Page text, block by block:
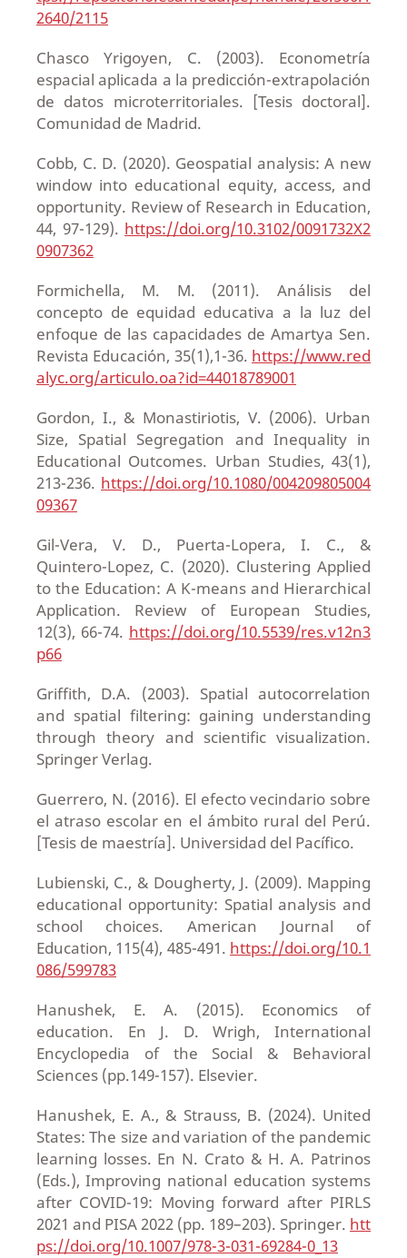
2640/2115
Chasco Yrigoyen, C. (2003). Econometría
espacial aplicada a la predicción-extrapolación
de datos microterritoriales. [Tesis doctoral].
Comunidad de Madrid.
Cobb, C. D. (2020). Geospatial analysis: A new
window into educational equity, access, and
opportunity. Review of Research in Education,
44, 97-129). https://doi.org/10.3102/0091732X2
0907362
Formichella, M. M. (2011). Análisis del
concepto de equidad educativa a la luz del
enfoque de las capacidades de Amartya Sen.
Revista Educación, 35(1),1-36. https://www.red
alyc.org/articulo.oa?id=44018789001
Gordon, I., & Monastiriotis, V. (2006). Urban
Size, Spatial Segregation and Inequality in
Educational Outcomes. Urban Studies, 43(1),
213-236. https://doi.org/10.1080/004209805004
09367
Gil-Vera, V. D., Puerta-Lopera, I. C., &
Quintero-Lopez, C. (2020). Clustering Applied
to the Education: A K-means and Hierarchical
Application. Review of European Studies,
12(3), 66-74. https://doi.org/10.5539/res.v12n3
p66
Griffith, D.A. (2003). Spatial autocorrelation
and spatial filtering: gaining understanding
through theory and scientific visualization.
Springer Verlag.
Guerrero, N. (2016). El efecto vecindario sobre
el atraso escolar en el ámbito rural del Perú.
[Tesis de maestría]. Universidad del Pacífico.
Lubienski, C., & Dougherty, J. (2009). Mapping
educational opportunity: Spatial analysis and
school choices. American Journal of
Education, 115(4), 485-491. https://doi.org/10.1
086/599783
Hanushek, E. A. (2015). Economics of
education. En J. D. Wrigh, International
Encyclopedia of the Social & Behavioral
Sciences (pp.149-157). Elsevier.
Hanushek, E. A., & Strauss, B. (2024). United
States: The size and variation of the pandemic
learning losses. En N. Crato & H. A. Patrinos
(Eds.), Improving national education systems
after COVID-19: Moving forward after PIRLS
2021 and PISA 2022 (pp. 189–203). Springer. htt
ps://doi.org/10.1007/978-3-031-69284-0_13